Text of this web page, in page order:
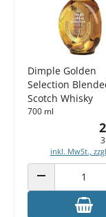
Dimple Golden
Selection
Scotch Whisky
700 ml
inkl. MwSt.,
ANZAHL